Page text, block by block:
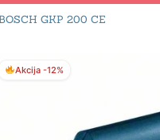
GKP 200 CE
Akcija -12%